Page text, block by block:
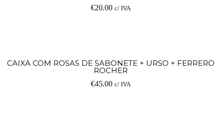
€20.00 c/ IVA
CAIXA COM ROSAS DE SABONETE + URSO + FERRERO
ROCHER
€45.00 c/ IVA